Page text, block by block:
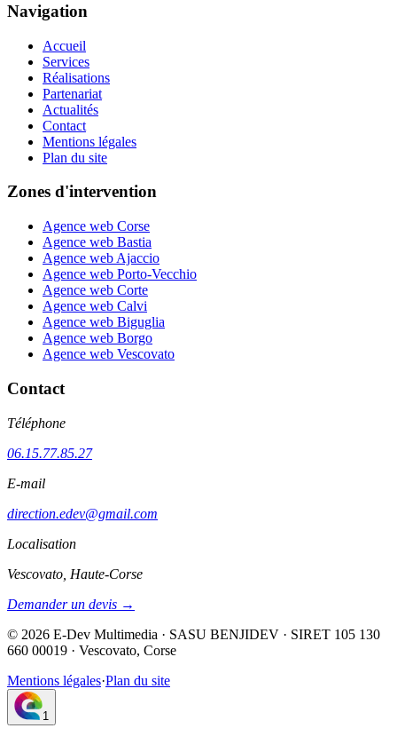
Navigation
Accueil
Services
Réalisations
Partenariat
Actualités
Contact
Mentions légales
Plan du site
Zones d'intervention
Agence web Corse
Agence web Bastia
Agence web Ajaccio
Agence web Porto-Vecchio
Agence web Corte
Agence web Calvi
Agence web Biguglia
Agence web Borgo
Agence web Vescovato
Contact
Téléphone
06.15.77.85.27
E-mail
direction.edev@gmail.com
Localisation
Vescovato, Haute-Corse
Demander un devis →
© 2026 E-Dev Multimedia · SASU BENJIDEV · SIRET 105 130
660 00019 · Vescovato, Corse
Mentions légales·Plan du site
1